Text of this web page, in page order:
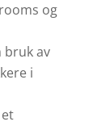
og
bruk av
i